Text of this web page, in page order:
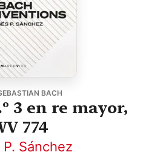
BACH
3 en re mayor,
774
Sánchez